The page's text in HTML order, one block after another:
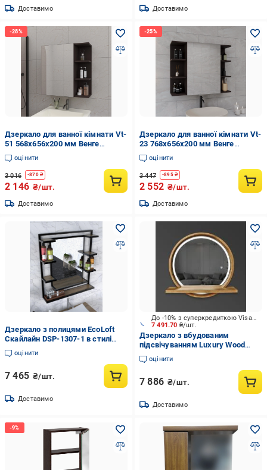
Доставимо Доставимо
Дзеркало для ванної кімнати Vt-
51 568x656x200 мм Венге
темний
оцінити
3 016 -870₴
2 146 ₴/шт.
Доставимо
Дзеркало для ванної кімнати Vt-
23 768x656x200 мм Венге
темний
оцінити
3 447 -895₴
2 552 ₴/шт.
Доставимо
Дзеркало з полицями EcoLoft
Скайлайн DSP-1307-1 в стилі
лофт Дуб Аппалачі (32526267)
оцінити
7 465 ₴/шт.
Доставимо
7 491.70 ₴/шт.
До -10% з суперкредиткою Visa Вигода
Дзеркало з вбудованим
підсвічуванням Luxury Wood
Perfection SLIM LED 700x750 мм
з поличкою Sunrise ясен темний
оцінити
7 886 ₴/шт.
Доставимо